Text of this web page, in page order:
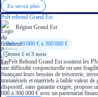
En savoir plus
Prêt rebond Grand Est
Région Grand Est
Prêt : 10 000 € à 300 000 €
entre 1 et 3 mois
Le Prêt Rebond Grand Est soutient les
une difficulté conjoncturelle ou une
finançant leurs besoins de trésorerie,
immatériels et matériels à faible valeur de
dispositif, sans garantie exigée, propose
000 à 300 000 € avec un partenariat